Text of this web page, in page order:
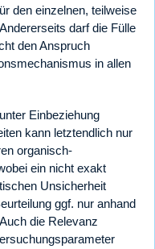
den einzelnen, teilweise
darf die Fülle
den Anspruch
in allen
Einbeziehung
kann letztendlich nur
organisch-
ein nicht exakt
Unsicherheit
ggf. nur anhand
die Relevanz